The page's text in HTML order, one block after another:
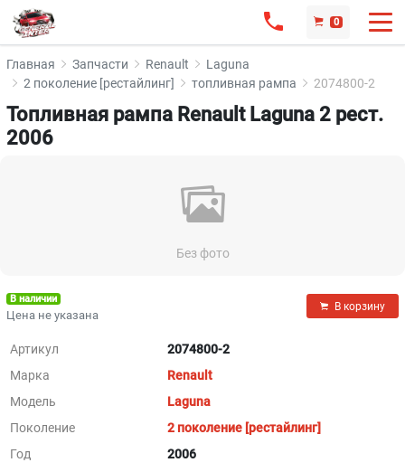
0
Главная Запчасти Renault
Laguna
2 поколение [рестайлинг]
топливная рампа 2074800-2
Топливная рампа Renault Laguna 2 рест.
2006
Без фото
В наличии
Цена не указана
В корзину
Артикул
2074800-2
Марка
Renault
Модель
Laguna
Поколение
2 поколение [рестайлинг]
Год
2006